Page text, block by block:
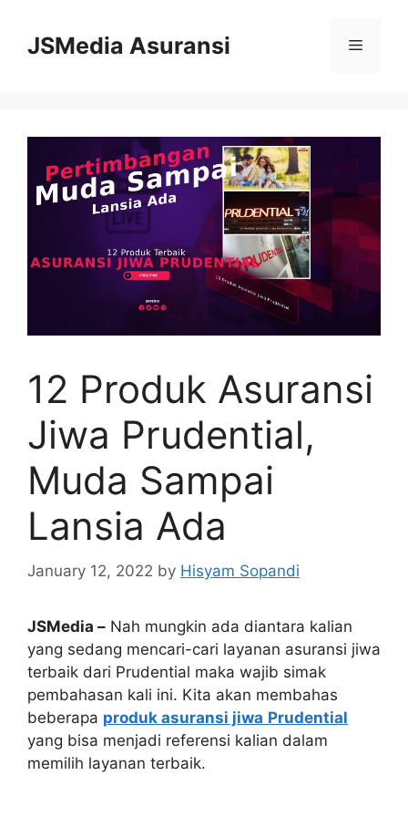
contentJSMedia Asuransi Menu
12 Produk Asuransi
Jiwa Prudential,
Muda Sampai
Lansia Ada
January 12, 2022 by Hisyam Sopandi
JSMedia – Nah mungkin ada diantara kalian
yang sedang mencari-cari layanan asuransi jiwa
terbaik dari Prudential maka wajib simak
pembahasan kali ini. Kita akan membahas
beberapa produk asuransi jiwa Prudential
yang bisa menjadi referensi kalian dalam
memilih layanan terbaik.